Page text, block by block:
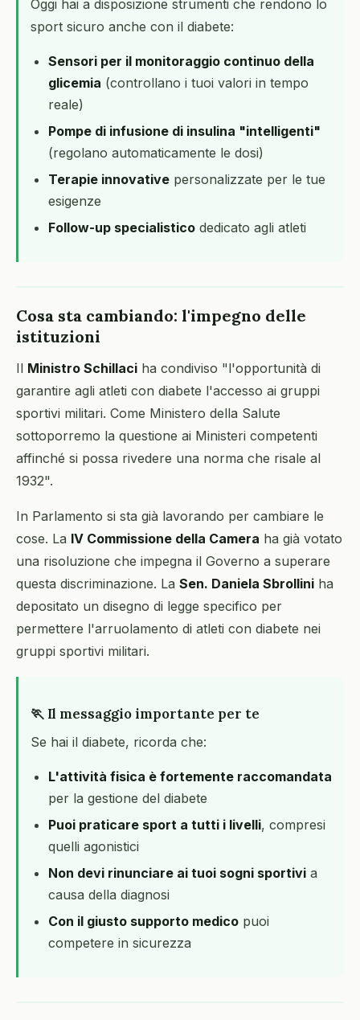
Oggi hai a disposizione strumenti che rendono lo
sport sicuro anche con il diabete:
Sensori per il monitoraggio continuo della
glicemia (controllano i tuoi valori in tempo
reale)
Pompe di infusione di insulina "intelligenti"
(regolano automaticamente le dosi)
Terapie innovative personalizzate per le tue
esigenze
Follow-up specialistico dedicato agli atleti
Cosa sta cambiando: l'impegno delle
istituzioni
Il Ministro Schillaci ha condiviso "l'opportunità di
garantire agli atleti con diabete l'accesso ai gruppi
sportivi militari. Come Ministero della Salute
sottoporremo la questione ai Ministeri competenti
affinché si possa rivedere una norma che risale al
1932".
In Parlamento si sta già lavorando per cambiare le
cose. La IV Commissione della Camera ha già votato
una risoluzione che impegna il Governo a superare
questa discriminazione. La Sen. Daniela Sbrollini ha
depositato un disegno di legge specifico per
permettere l'arruolamento di atleti con diabete nei
gruppi sportivi militari.
🏃 Il messaggio importante per te
Se hai il diabete, ricorda che:
L'attività fisica è fortemente raccomandata
per la gestione del diabete
Puoi praticare sport a tutti i livelli, compresi
quelli agonistici
Non devi rinunciare ai tuoi sogni sportivi a
causa della diagnosi
Con il giusto supporto medico puoi
competere in sicurezza